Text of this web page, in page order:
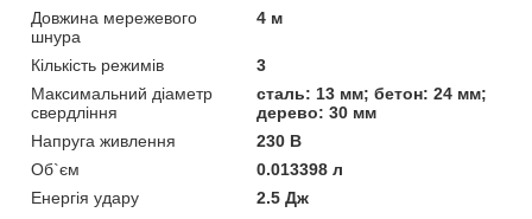
Довжина мережевого
шнура
4 м
Кількість режимів
3
Максимальний діаметр
свердління
сталь: 13 мм; бетон: 24 мм;
дерево: 30 мм
Напруга живлення
230 В
Об`єм
0.013398 л
Енергія удару
2.5 Дж